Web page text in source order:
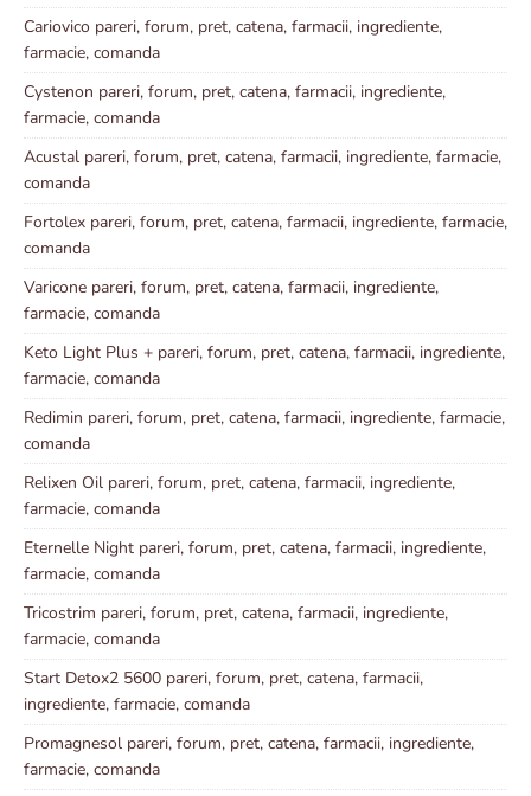
Cariovico pareri, forum, pret, catena, farmacii, ingrediente,
farmacie, comanda
Cystenon pareri, forum, pret, catena, farmacii, ingrediente,
farmacie, comanda
Acustal pareri, forum, pret, catena, farmacii, ingrediente, farmacie,
comanda
Fortolex pareri, forum, pret, catena, farmacii, ingrediente, farmacie,
comanda
Varicone pareri, forum, pret, catena, farmacii, ingrediente,
farmacie, comanda
Keto Light Plus + pareri, forum, pret, catena, farmacii, ingrediente,
farmacie, comanda
Redimin pareri, forum, pret, catena, farmacii, ingrediente, farmacie,
comanda
Relixen Oil pareri, forum, pret, catena, farmacii, ingrediente,
farmacie, comanda
Eternelle Night pareri, forum, pret, catena, farmacii, ingrediente,
farmacie, comanda
Tricostrim pareri, forum, pret, catena, farmacii, ingrediente,
farmacie, comanda
Start Detox2 5600 pareri, forum, pret, catena, farmacii,
ingrediente, farmacie, comanda
Promagnesol pareri, forum, pret, catena, farmacii, ingrediente,
farmacie, comanda